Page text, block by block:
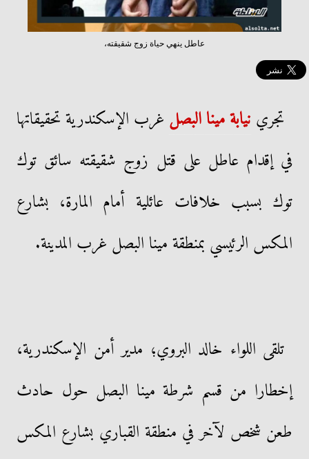
عاطل ينهي حياة زوج شقيقته،
تجري نيابة مينا البصل غرب الإسكندرية تحقيقاتها
في إقدام عاطل على قتل زوج شقيقته سائق توك
توك بسبب خلافات عائلية أمام المارة، بشارع
المكس الرئيسي بمنطقة مينا البصل غرب المدينة.
تلقى اللواء خالد البروي؛ مدير أمن الإسكندرية،
إخطارا من قسم شرطة مينا البصل حول حادث
طعن شخص لآخر في منطقة القباري بشارع المكس